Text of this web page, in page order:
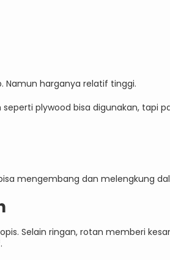
Namun harganya relatif tinggi.
plywood bisa digunakan, tapi
mengembang dan melengkung
Selain ringan, rotan memberi